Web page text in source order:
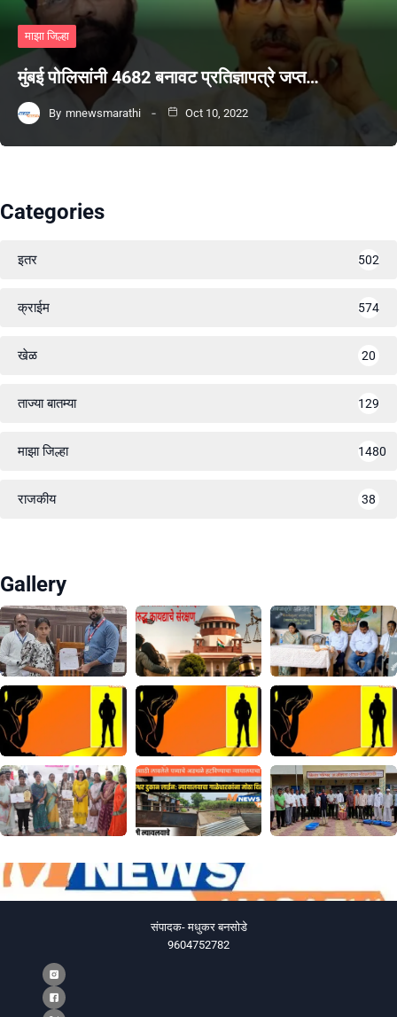
माझा जिल्हा
मुंबई पोलिसांनी 4682 बनावट प्रतिज्ञापत्रे जप्त…
By mnewsmarathi Oct 10, 2022
Categories
इतर 502
क्राईम 574
खेळ 20
ताज्या बातम्या 129
माझा जिल्हा 1480
राजकीय 38
Gallery
संपादक- मधुकर बनसोडे
9604752782